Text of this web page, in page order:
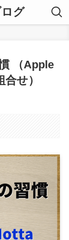
グ
（Apple
せ）